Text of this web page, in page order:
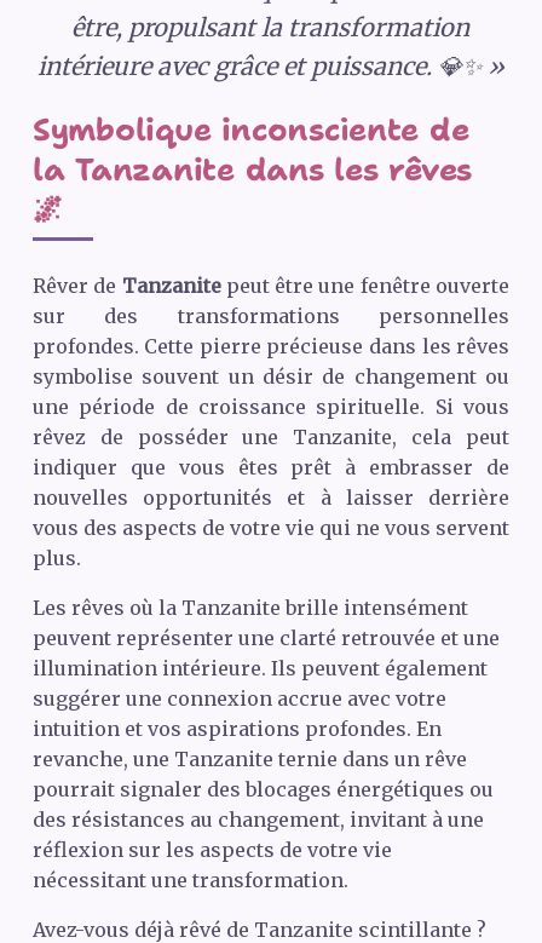
être, propulsant la transformation
intérieure avec grâce et puissance. 💎✨ »
Symbolique inconsciente de
la Tanzanite dans les rêves
🌌
Rêver de Tanzanitepeut être une fenêtre ouverte
sur des transformations personnelles
profondes. Cette pierre précieuse dans les rêves
symbolise souvent un désir de changement ou
une période de croissance spirituelle. Si vous
rêvez de posséder une Tanzanite, cela peut
indiquer que vous êtes prêt à embrasser de
nouvelles opportunités et à laisser derrière
vous des aspects de votre vie qui ne vous servent
plus.
Les rêves où la Tanzanite brille intensément
peuvent représenter une clarté retrouvée et une
illumination intérieure. Ils peuvent également
suggérer une connexion accrue avec votre
intuition et vos aspirations profondes. En
revanche, une Tanzanite ternie dans un rêve
pourrait signaler des blocages énergétiques ou
des résistances au changement, invitant à une
réflexion sur les aspects de votre vie
nécessitant une transformation.
Avez-vous déjà rêvé de Tanzanite scintillante ?